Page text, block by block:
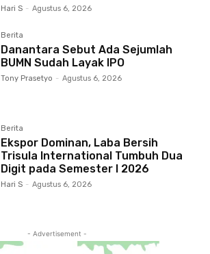
Hari S - Agustus 6, 2026
Berita
Danantara Sebut Ada Sejumlah
BUMN Sudah Layak IPO
Tony Prasetyo - Agustus 6, 2026
Berita
Ekspor Dominan, Laba Bersih
Trisula International Tumbuh Dua
Digit pada Semester I 2026
Hari S - Agustus 6, 2026
- Advertisement -